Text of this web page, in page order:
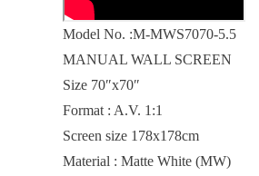
Model No. :M-MWS7070-5.5
MANUAL WALL SCREEN
Size 70″x70″
Format : A.V. 1:1
Screen size 178x178cm
Material : Matte White (MW)